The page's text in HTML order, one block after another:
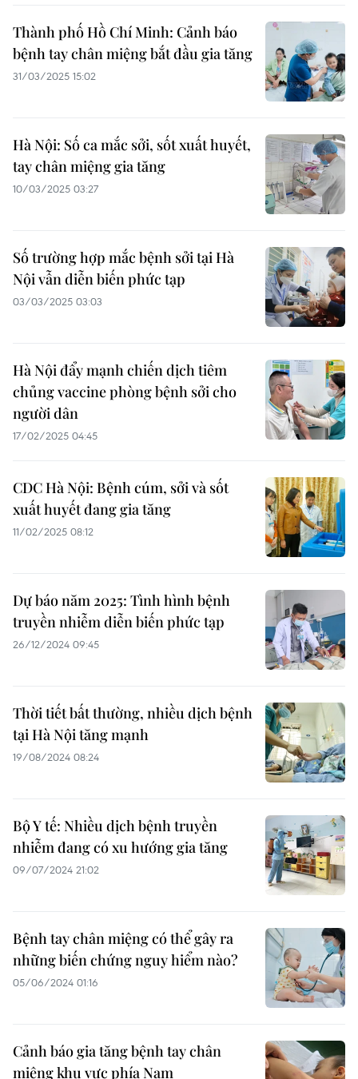
Thành phố Hồ Chí Minh: Cảnh báo
bệnh tay chân miệng bắt đầu gia tăng​
31/03/2025 15:02
Hà Nội: Số ca mắc sởi, sốt xuất huyết,
tay chân miệng gia tăng
10/03/2025 03:27
Số trường hợp mắc bệnh sởi tại Hà
Nội vẫn diễn biến phức tạp
03/03/2025 03:03
Hà Nội đẩy mạnh chiến dịch tiêm
chủng vaccine phòng bệnh sởi cho
người dân
17/02/2025 04:45
CDC Hà Nội: Bệnh cúm, sởi và sốt
xuất huyết đang gia tăng
11/02/2025 08:12
Dự báo năm 2025: Tình hình bệnh
truyền nhiễm diễn biến phức tạp
26/12/2024 09:45
Thời tiết bất thường, nhiều dịch bệnh
tại Hà Nội tăng mạnh
19/08/2024 08:24
Bộ Y tế: Nhiều dịch bệnh truyền
nhiễm đang có xu hướng gia tăng
09/07/2024 21:02
Bệnh tay chân miệng có thể gây ra
những biến chứng nguy hiểm nào?
05/06/2024 01:16
Cảnh báo gia tăng bệnh tay chân
miệng khu vực phía Nam